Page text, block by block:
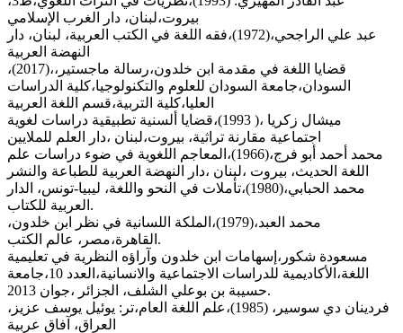
بيروت،لبنان، دار الغرب الإسلامي
عبد علي الراجحي،(1972)،فقه اللغة في الكتب العربية، لبنان، دار
النهضة العربية
،(2017)،قضايا اللغة في مقدمة ابن خلدون،رسالة ماجستير،
السودان،جامعة السودان للعلوم والتكنولوجيا،كلية الدراسات
العليا،كلية التربية،قسم اللغة العربية
ميشال زكريا ،( 1993)،قضايا ألسنية تطبيقية دراسات لغوية
اجتماعية مقارنة تراثية، بيروت،لبنان ،دار العلم للملايين
محمد أحمد أبو فرج،(1966)،المعاجم اللغوية في ضوء دراسات علم
اللغة الحديث، بيروت ،لبنان ،دار النهضة العربية للطباعة والنشر
محمد الحبابي،(1980)،تأملات في النحو واللغة، ليبيا-تونس، الدار
العربية للكتاب.
محمد العبد،(1979)،الملكة اللسانية في نظر ابن خلدون،
القاهرة،مصر، عالم الكتب.
مسعودة شكور،إسهامات ابن خلدون وآراؤه النظرية في تعليمية
اللغة،الأكاديمية للدراسات الاجتماعية والانسانية،العدد 10،جامعة
حسيبة بن بوعلي الشلف، الجزائر ،جوان 2013.
فردينان دي سوسير، (1985)،علم اللغة العام،تر: يوئيل يوسف عزيز،
العراق، آفاق عربية